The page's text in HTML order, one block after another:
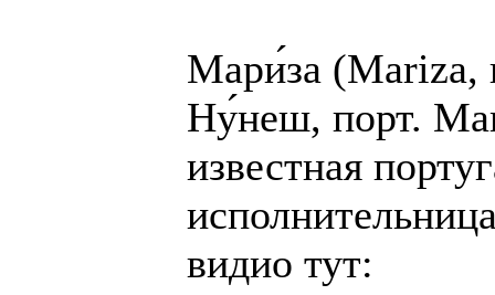
Мари́за
Ну́неш, порт.
известная
видио тут: